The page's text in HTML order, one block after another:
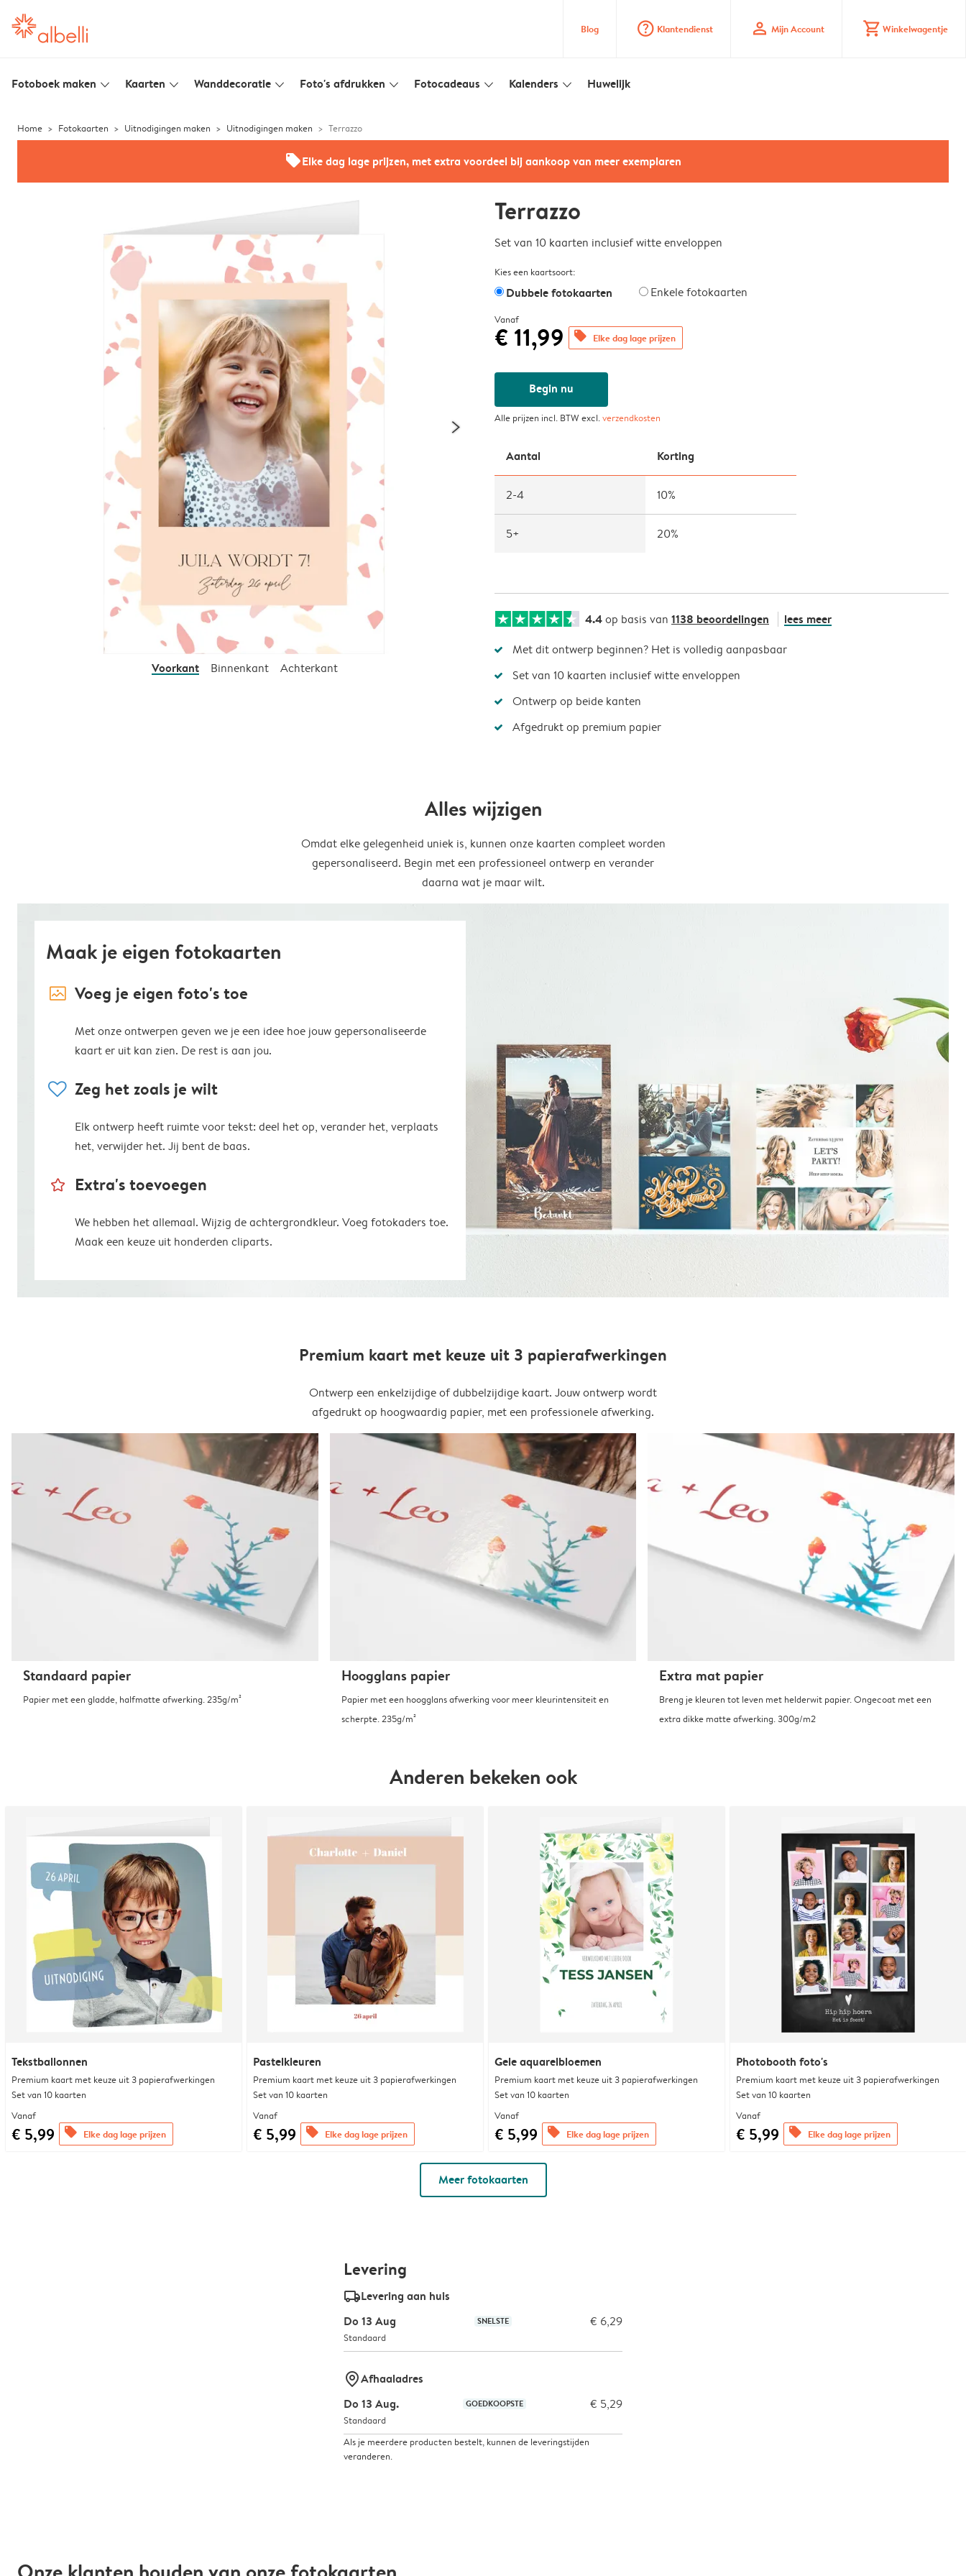
Blog question_mark_circle Klantendienst profile Mijn Account shopping_cart Winkelwagentje
Fotoboek maken slim_arrow_down Kaarten slim_arrow_down Wanddecoratie slim_arrow_down Foto's afdrukken slim_arrow_down Fotocadeaus slim_arrow_down Kalenders slim_arrow_down Huwelijk
Home Fotokaarten Uitnodigingen maken Uitnodigingen maken Terrazzo
offersElke dag lage prijzen, met extra voordeel bij aankoop van meer exemplaren
Voorkant Binnenkant Achterkant
Terrazzo
Set van 10 kaarten inclusief witte enveloppen
Kies een kaartsoort:
Dubbele fotokaarten Enkele fotokaarten
Vanaf
€ 11,99 offers Elke dag lage prijzen
Begin nu
Alle prijzen incl. BTW excl.verzendkosten
Aantal Korting
2-4 10%
5+ 20%
4.4op basis van 1138 beoordelingen lees meer
Met dit ontwerp beginnen? Het is volledig aanpasbaar
Set van 10 kaarten inclusief witte enveloppen
Ontwerp op beide kanten
Afgedrukt op premium papier
Alles wijzigen
Omdat elke gelegenheid uniek is, kunnen onze kaarten compleet worden
gepersonaliseerd. Begin met een professioneel ontwerp en verander
daarna wat je maar wilt.
Maak je eigen fotokaarten
image_placeholder Voeg je eigen foto's toe
Met onze ontwerpen geven we je een idee hoe jouw gepersonaliseerde
kaart er uit kan zien. De rest is aan jou.
heart Zeg het zoals je wilt
Elk ontwerp heeft ruimte voor tekst: deel het op, verander het, verplaats
het, verwijder het. Jij bent de baas.
star_outline Extra's toevoegen
We hebben het allemaal. Wijzig de achtergrondkleur. Voeg fotokaders toe.
Maak een keuze uit honderden cliparts.
Premium kaart met keuze uit 3 papierafwerkingen
Ontwerp een enkelzijdige of dubbelzijdige kaart. Jouw ontwerp wordt
afgedrukt op hoogwaardig papier, met een professionele afwerking.
Standaard papier
Papier met een gladde, halfmatte afwerking. 235g/m²
Hoogglans papier
Papier met een hoogglans afwerking voor meer kleurintensiteit en
scherpte. 235g/m²
Extra mat papier
Breng je kleuren tot leven met helderwit papier. Ongecoat met een
extra dikke matte afwerking. 300g/m2
Anderen bekeken ook
Tekstballonnen
Premium kaart met keuze uit 3 papierafwerkingen
Set van 10 kaarten
Vanaf
€ 5,99 offers Elke dag lage prijzen
Pastelkleuren
Premium kaart met keuze uit 3 papierafwerkingen
Set van 10 kaarten
Vanaf
€ 5,99 offers Elke dag lage prijzen
Gele aquarelbloemen
Premium kaart met keuze uit 3 papierafwerkingen
Set van 10 kaarten
Vanaf
€ 5,99 offers Elke dag lage prijzen
Photobooth foto's
Premium kaart met keuze uit 3 papierafwerkingen
Set van 10 kaarten
Vanaf
€ 5,99 offers Elke dag lage prijzen
Meer fotokaarten
Levering
delivery_standard_v2Levering aan huis
Do 13 Aug
SNELSTE € 6,29
Standaard
marker-pinAfhaaladres
Do 13 Aug.
GOEDKOOPSTE € 5,29
Standaard
Als je meerdere producten bestelt, kunnen de leveringstijden
veranderen.